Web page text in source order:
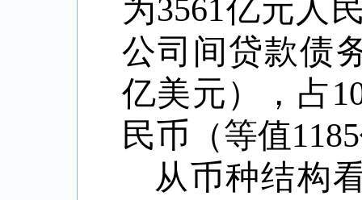
为3561亿元人
公司间贷款债
亿美元），占
民币（等值1185
从币种结构